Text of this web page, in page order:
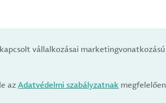
vállalkozásai marketingvonatkozású
azAdatvédelmi szabályzatnak megfelelően